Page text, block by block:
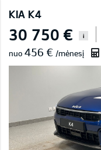
KIA K4
30 750 € i
nuo 456 € /mėnesį